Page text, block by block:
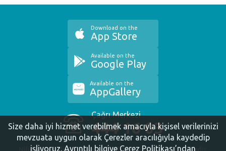
Çağrı Merkezi
444 16 03
Download on the
App Store
Available on the
Google Play
Available on the
AppGallery
Size daha iyi hizmet verebilmek amacıyla kişisel verilerinizi
mevzuata uygun olarak Çerezler aracılığıyla kaydedip
işliyoruz. Ayrıntılı bilgiye Çerez Politikası’ndan